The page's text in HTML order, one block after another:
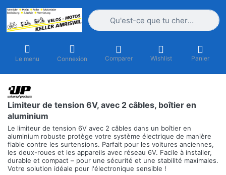
Saisissez un terme de recherche.
Le menu Connexion Comparer Wishlist Panier
Limiteur de tension 6V, avec 2 câbles, boîtier en
aluminium
Le limiteur de tension 6V avec 2 câbles dans un boîtier en
aluminium robuste protège votre système électrique de manière
fiable contre les surtensions. Parfait pour les voitures anciennes,
les deux-roues et les appareils avec réseau 6V. Facile à installer,
durable et compact – pour une sécurité et une stabilité maximales.
Votre solution idéale pour l'électronique sensible !